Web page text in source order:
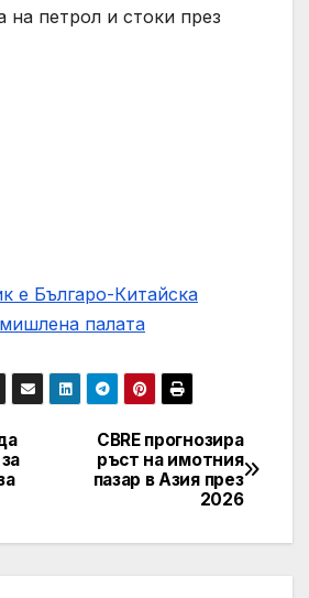
на петрол и стоки през
е Българо-Китайска
палaта
CBRE прогнозира
ръст на имотния
пазар в Азия през
2026